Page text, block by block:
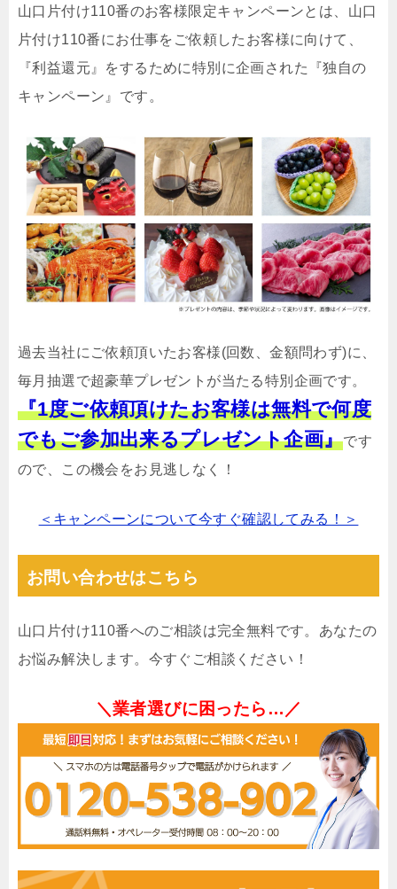
山口片付け110番のお客様限定キャンペーンとは、山口
片付け110番にお仕事をご依頼したお客様に向けて、
『利益還元』をするために特別に企画された『独自の
キャンペーン』です。
過去当社にご依頼頂いたお客様(回数、金額問わず)に、
毎月抽選で超豪華プレゼントが当たる特別企画です。
『1度ご依頼頂けたお客様は無料で何度
でもご参加出来るプレゼント企画』です
ので、この機会をお見逃しなく！
＜キャンペーンについて今すぐ確認してみる！＞
お問い合わせはこちら
山口片付け110番へのご相談は完全無料です。あなたの
お悩み解決します。今すぐご相談ください！
＼業者選びに困ったら…／